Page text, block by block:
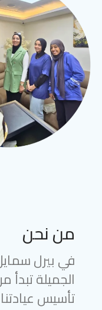
من نحن
في بيرل
الجميلة تبدأ